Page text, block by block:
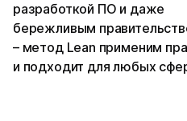
разработкой ПО и даже
бережливым
– метод Lean применим
и подходит для любых